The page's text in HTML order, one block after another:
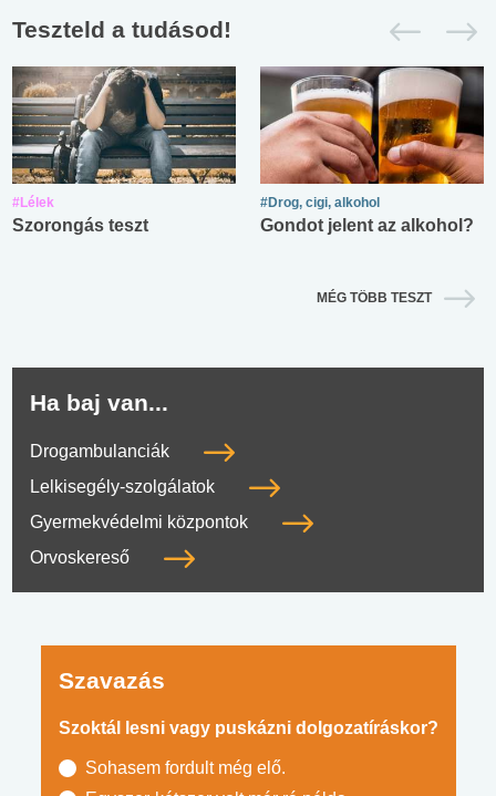
Teszteld a tudásod!
#Lélek
Szorongás teszt
#Drog, cigi, alkohol
Gondot jelent az alkohol?
MÉG TÖBB TESZT
Ha baj van...
Drogambulanciák
Lelkisegély-szolgálatok
Gyermekvédelmi központok
Orvoskereső
Szavazás
Szoktál lesni vagy puskázni dolgozatíráskor?
Sohasem fordult még elő.